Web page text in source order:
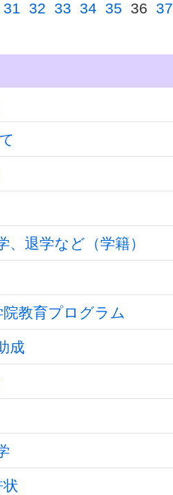
31 32 33 34 35 36 37
、退学など（学籍）
院教育プログラム
成
状